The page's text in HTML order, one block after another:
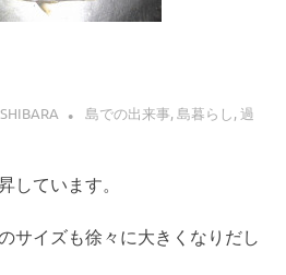
島での出来事,島暮らし,過
しています。
サイズも徐々に大きくなりだし